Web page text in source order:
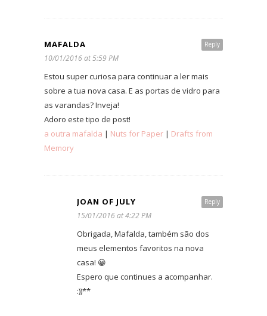
Reply
MAFALDA
10/01/2016 at 5:59 PM
Estou super curiosa para continuar a ler mais
sobre a tua nova casa. E as portas de vidro para
as varandas? Inveja!
Adoro este tipo de post!
a outra mafalda | Nuts for Paper | Drafts from
Memory
Reply
JOAN OF JULY
15/01/2016 at 4:22 PM
Obrigada, Mafalda, também são dos
meus elementos favoritos na nova
casa! 😀
Espero que continues a acompanhar.
:))**